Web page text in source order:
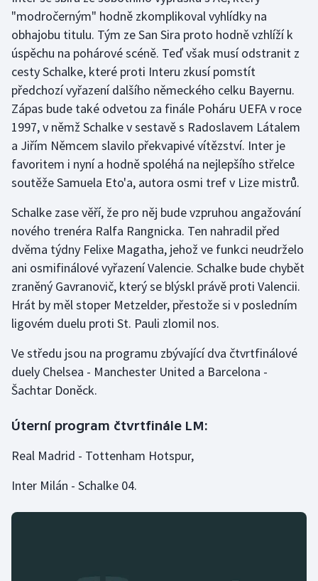
"modročerným" hodně zkomplikoval vyhlídky na
obhajobu titulu. Tým ze San Sira proto hodně vzhlíží k
úspěchu na pohárové scéně. Teď však musí odstranit z
cesty Schalke, které proti Interu zkusí pomstít
předchozí vyřazení dalšího německého celku Bayernu.
Zápas bude také odvetou za finále Poháru UEFA v roce
1997, v němž Schalke v sestavě s Radoslavem Látalem
a Jiřím Němcem slavilo překvapivé vítězství. Inter je
favoritem i nyní a hodně spoléhá na nejlepšího střelce
soutěže Samuela Eto'a, autora osmi tref v Lize mistrů.
Schalke zase věří, že pro něj bude vzpruhou angažování
nového trenéra Ralfa Rangnicka. Ten nahradil před
dvěma týdny Felixe Magatha, jehož ve funkci neudrželo
ani osmifinálové vyřazení Valencie. Schalke bude chybět
zraněný Gavranovič, který se blýskl právě proti Valencii.
Hrát by měl stoper Metzelder, přestože si v posledním
ligovém duelu proti St. Pauli zlomil nos.
Ve středu jsou na programu zbývající dva čtvrtfinálové
duely Chelsea - Manchester United a Barcelona -
Šachtar Doněck.
Úterní program čtvrtfinále LM:
Real Madrid - Tottenham Hotspur,
Inter Milán - Schalke 04.